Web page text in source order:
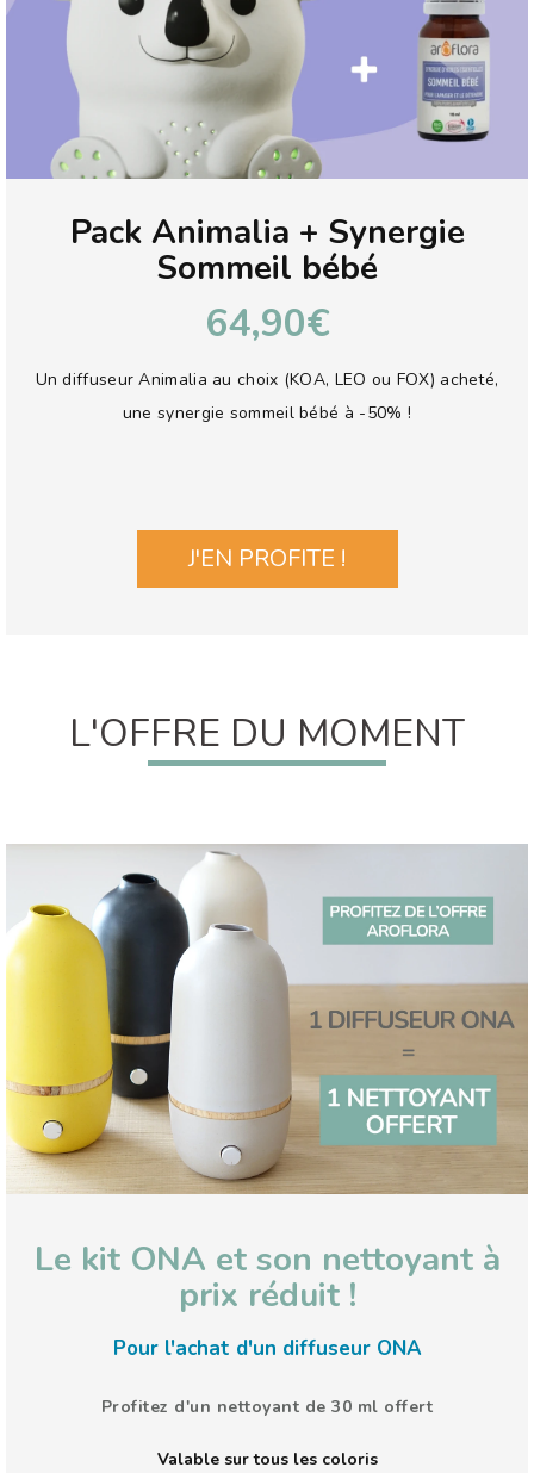
Pack Animalia + Synergie
Sommeil bébé
64,90€
Un diffuseur Animalia au choix (KOA, LEO ou FOX) acheté,
une synergie sommeil bébé à -50% !
J'EN PROFITE !
L'OFFRE DU MOMENT
Le kit ONA et son nettoyant à
prix réduit !
Pour l'achat d'un diffuseur ONA
Profitez d'un nettoyant de 30 ml offert
Valable sur tous les coloris